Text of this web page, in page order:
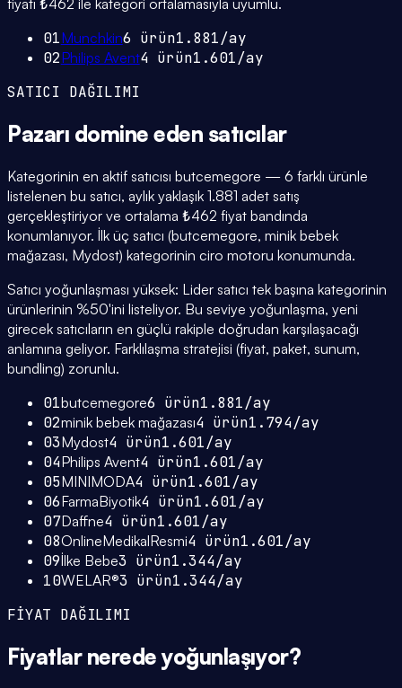
fiyatı ₺462 ile kategori ortalamasıyla uyumlu.
01Munchkin6 ürün1.881/ay
02Philips Avent4 ürün1.601/ay
SATICI DAĞILIMI
Pazarı domine eden satıcılar
Kategorinin en aktif satıcısı butcemegore — 6 farklı ürünle
listelenen bu satıcı, aylık yaklaşık 1.881 adet satış
gerçekleştiriyor ve ortalama ₺462 fiyat bandında
konumlanıyor. İlk üç satıcı (butcemegore, minik bebek
mağazası, Mydost) kategorinin ciro motoru konumunda.
Satıcı yoğunlaşması yüksek: Lider satıcı tek başına kategorinin
ürünlerinin %50'ini listeliyor. Bu seviye yoğunlaşma, yeni
girecek satıcıların en güçlü rakiple doğrudan karşılaşacağı
anlamına geliyor. Farklılaşma stratejisi (fiyat, paket, sunum,
bundling) zorunlu.
01butcemegore6 ürün1.881/ay
02minik bebek mağazası4 ürün1.794/ay
03Mydost4 ürün1.601/ay
04Philips Avent4 ürün1.601/ay
05MINIMODA4 ürün1.601/ay
06FarmaBiyotik4 ürün1.601/ay
07Daffne4 ürün1.601/ay
08OnlineMedikalResmi4 ürün1.601/ay
09İlke Bebe3 ürün1.344/ay
10WELAR®3 ürün1.344/ay
FİYAT DAĞILIMI
Fiyatlar nerede yoğunlaşıyor?